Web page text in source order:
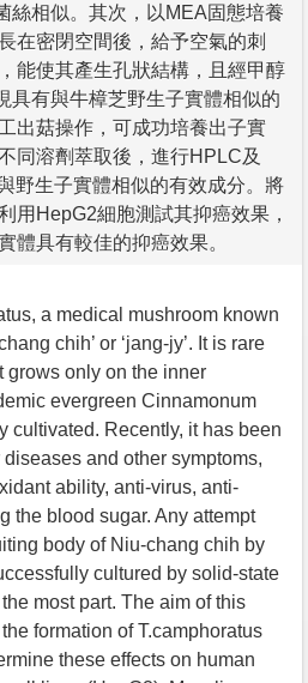
絲相似。其次，以MEA固態培養
在密閉空間後，給予空氣的刺
能使其產生孔狀結構，且經甲醇
具有與牛樟芝野生子實體相似的
出菇操作，可成功培養出子實
同溶劑萃取後，進行HPLC及
野生子實體相似的有效成分。將
用HepG2細胞測試其抑癌效果，
體具有較佳的抑癌效果。
a medical mushroom known
chih’ or ‘jang-jy’. It is rare
grows only on the inner
evergreen Cinnamonum
cultivated. Recently, it has been
and other symptoms,
ability, anti-virus, anti-
the blood sugar. Any attempt
body of Niu-chang chih by
cultured by solid-state
most part. The aim of this
formation of T.camphoratus
these effects on human